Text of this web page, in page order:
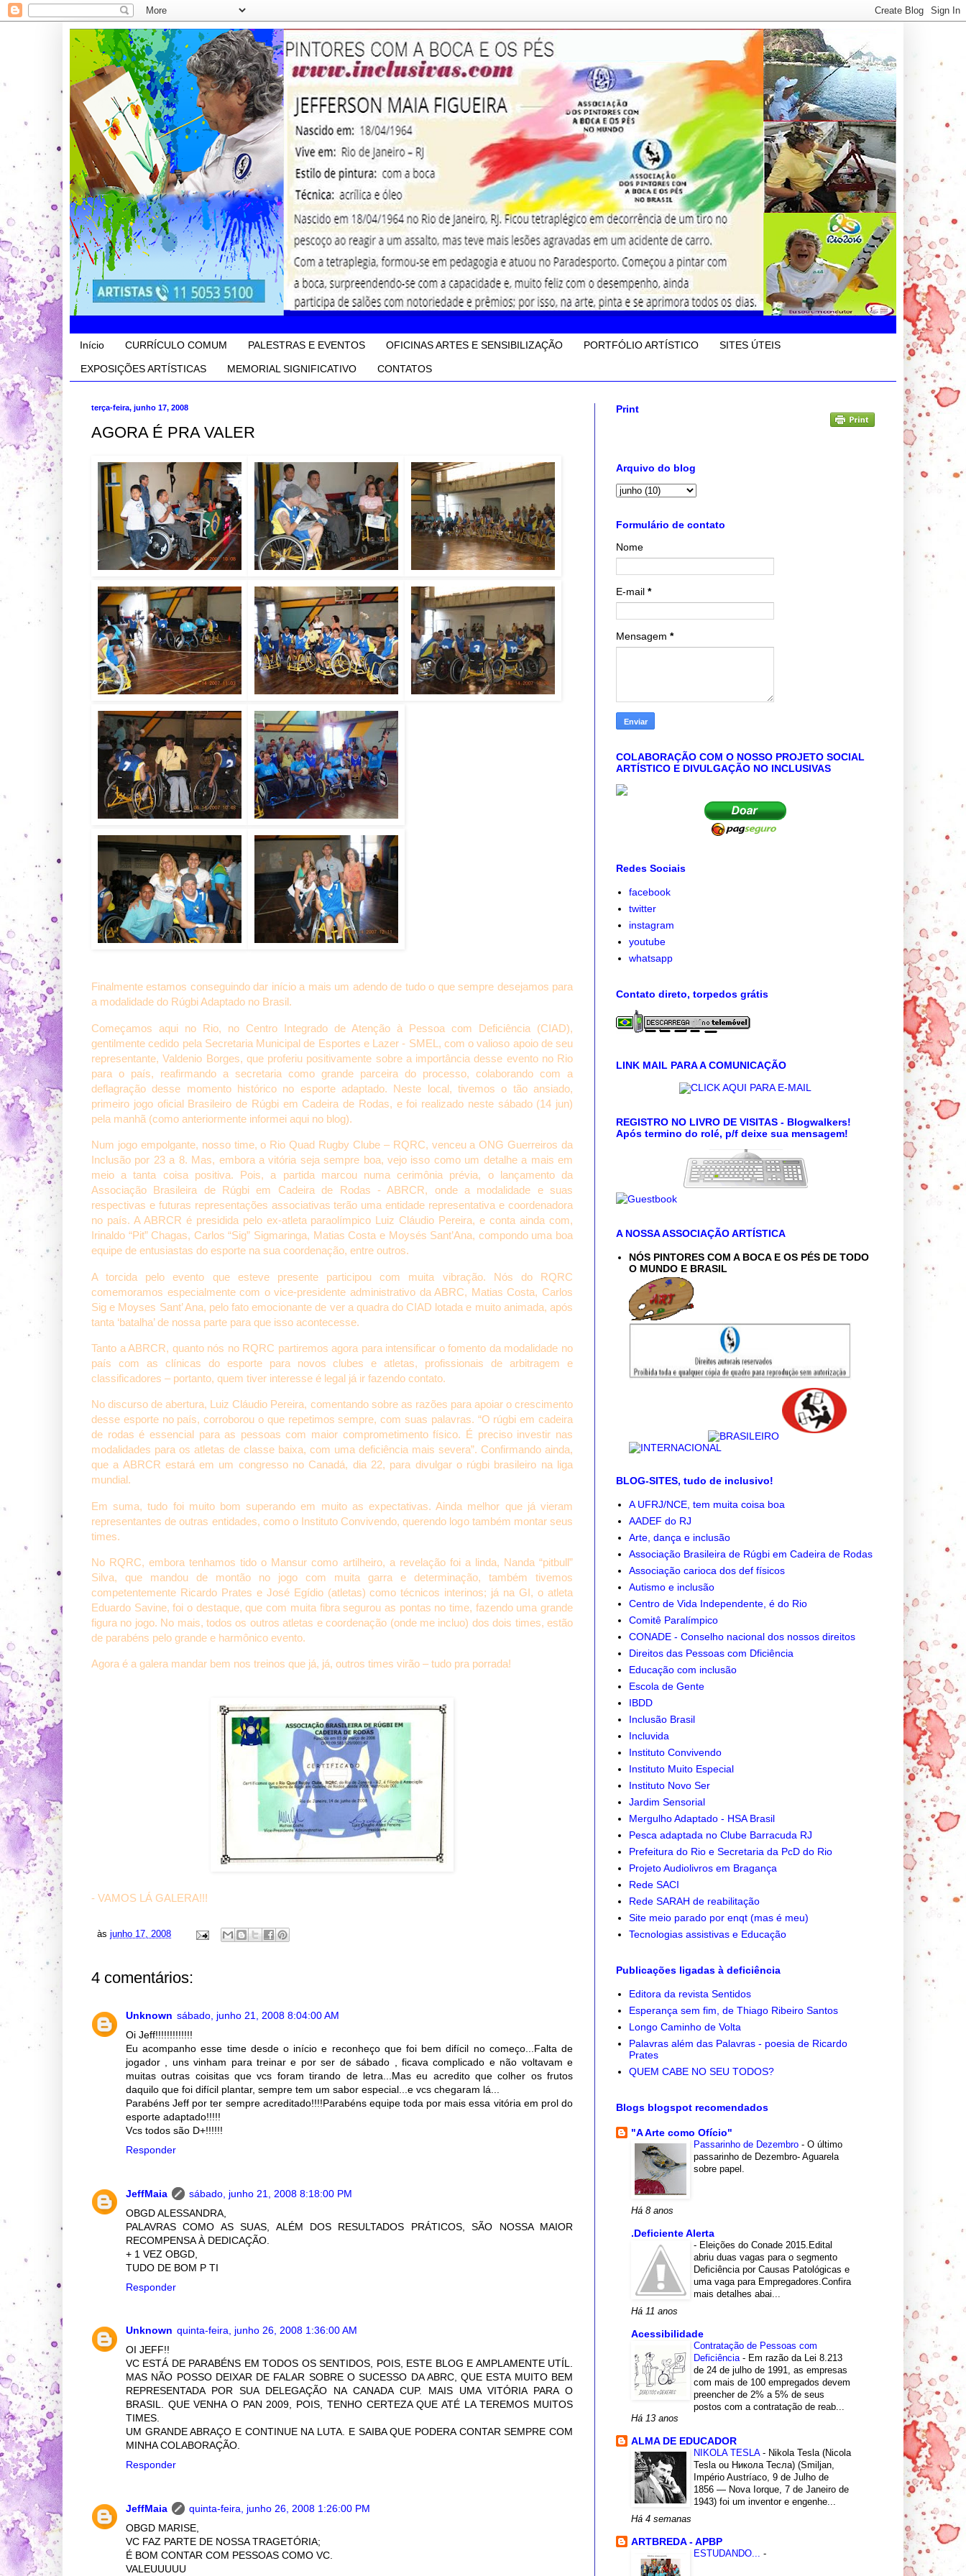
Início CURRÍCULO COMUM PALESTRAS E EVENTOS OFICINAS ARTES E SENSIBILIZAÇÃO PORTFÓLIO ARTÍSTICO SITES ÚTEIS
EXPOSIÇÕES ARTÍSTICAS MEMORIAL SIGNIFICATIVO CONTATOS
terça-feira, junho 17, 2008
AGORA É PRA VALER
Finalmente estamos conseguindo dar início a mais um adendo de tudo o que sempre desejamos para
a modalidade do Rúgbi Adaptado no Brasil.
Começamos aqui no Rio, no Centro Integrado de Atenção à Pessoa com Deficiência (CIAD),
gentilmente cedido pela Secretaria Municipal de Esportes e Lazer - SMEL, com o valioso apoio de seu
representante, Valdenio Borges, que proferiu positivamente sobre a importância desse evento no Rio
para o país, reafirmando a secretaria como grande parceira do processo, colaborando com a
deflagração desse momento histórico no esporte adaptado. Neste local, tivemos o tão ansiado,
primeiro jogo oficial Brasileiro de Rúgbi em Cadeira de Rodas, e foi realizado neste sábado (14 jun)
pela manhã (como anteriormente informei aqui no blog).
Num jogo empolgante, nosso time, o Rio Quad Rugby Clube – RQRC, venceu a ONG Guerreiros da
Inclusão por 23 a 8. Mas, embora a vitória seja sempre boa, vejo isso como um detalhe a mais em
meio a tanta coisa positiva. Pois, a partida marcou numa cerimônia prévia, o lançamento da
Associação Brasileira de Rúgbi em Cadeira de Rodas - ABRCR, onde a modalidade e suas
respectivas e futuras representações associativas terão uma entidade representativa e coordenadora
no país. A ABRCR é presidida pelo ex-atleta paraolímpico Luiz Cláudio Pereira, e conta ainda com,
Irinaldo “Pit” Chagas, Carlos “Sig” Sigmaringa, Matias Costa e Moysés Sant’Ana, compondo uma boa
equipe de entusiastas do esporte na sua coordenação, entre outros.
A torcida pelo evento que esteve presente participou com muita vibração. Nós do RQRC
comemoramos especialmente com o vice-presidente administrativo da ABRC, Matias Costa, Carlos
Sig e Moyses Sant’ Ana, pelo fato emocionante de ver a quadra do CIAD lotada e muito animada, após
tanta ‘batalha’ de nossa parte para que isso acontecesse.
Tanto a ABRCR, quanto nós no RQRC partiremos agora para intensificar o fomento da modalidade no
país com as clínicas do esporte para novos clubes e atletas, profissionais de arbitragem e
classificadores – portanto, quem tiver interesse é legal já ir fazendo contato.
No discurso de abertura, Luiz Cláudio Pereira, comentando sobre as razões para apoiar o crescimento
desse esporte no país, corroborou o que repetimos sempre, com suas palavras. “O rúgbi em cadeira
de rodas é essencial para as pessoas com maior comprometimento físico. É preciso investir nas
modalidades para os atletas de classe baixa, com uma deficiência mais severa”. Confirmando ainda,
que a ABRCR estará em um congresso no Canadá, dia 22, para divulgar o rúgbi brasileiro na liga
mundial.
Em suma, tudo foi muito bom superando em muito as expectativas. Ainda melhor que já vieram
representantes de outras entidades, como o Instituto Convivendo, querendo logo também montar seus
times.
No RQRC, embora tenhamos tido o Mansur como artilheiro, a revelação foi a linda, Nanda “pitbull”
Silva, que mandou de montão no jogo com muita garra e determinação, também tivemos
competentemente Ricardo Prates e José Egídio (atletas) como técnicos interinos; já na GI, o atleta
Eduardo Savine, foi o destaque, que com muita fibra segurou as pontas no time, fazendo uma grande
figura no jogo. No mais, todos os outros atletas e coordenação (onde me incluo) dos dois times, estão
de parabéns pelo grande e harmônico evento.
Agora é a galera mandar bem nos treinos que já, já, outros times virão – tudo pra porrada!
- VAMOS LÁ GALERA!!!
às junho 17, 2008
4 comentários:
Unknown sábado, junho 21, 2008 8:04:00 AM
Oi Jeff!!!!!!!!!!!!!
Eu acompanho esse time desde o início e reconheço que foi bem difícil no começo...Falta de
jogador , uns vinham para treinar e por ser de sábado , ficava complicado e não voltavam e
muitas outras coisitas que vcs foram tirando de letra...Mas eu acredito que colher os frutos
daquilo que foi difícil plantar, sempre tem um sabor especial...e vcs chegaram lá...
Parabéns Jeff por ter sempre acreditado!!!!Parabéns equipe toda por mais essa vitória em prol do
esporte adaptado!!!!!
Vcs todos são D+!!!!!!
Responder
JeffMaia
sábado, junho 21, 2008 8:18:00 PM
OBGD ALESSANDRA,
PALAVRAS COMO AS SUAS, ALÉM DOS RESULTADOS PRÁTICOS, SÃO NOSSA MAIOR
RECOMPENSA À DEDICAÇÃO.
+ 1 VEZ OBGD,
TUDO DE BOM P TI
Responder
Unknown quinta-feira, junho 26, 2008 1:36:00 AM
OI JEFF!!
VC ESTÁ DE PARABÉNS EM TODOS OS SENTIDOS, POIS, ESTE BLOG E AMPLAMENTE UTÍL.
MAS NÃO POSSO DEIXAR DE FALAR SOBRE O SUCESSO DA ABRC, QUE ESTA MUITO BEM
REPRESENTADA POR SUA DELEGAÇÃO NA CANADA CUP. MAIS UMA VITÓRIA PARA O
BRASIL. QUE VENHA O PAN 2009, POIS, TENHO CERTEZA QUE ATÉ LA TEREMOS MUITOS
TIMES.
UM GRANDE ABRAÇO E CONTINUE NA LUTA. E SAIBA QUE PODERA CONTAR SEMPRE COM
MINHA COLABORAÇÃO.
Responder
JeffMaia
quinta-feira, junho 26, 2008 1:26:00 PM
OBGD MARISE,
VC FAZ PARTE DE NOSSA TRAGETÓRIA;
É BOM CONTAR COM PESSOAS COMO VC.
VALEUUUUU
Print
Arquivo do blog
Formulário de contato
Nome
E-mail *
Mensagem *
COLABORAÇÃO COM O NOSSO PROJETO SOCIAL
ARTÍSTICO E DIVULGAÇÃO NO INCLUSIVAS
Redes Sociais
facebook
twitter
instagram
youtube
whatsapp
Contato direto, torpedos grátis
LINK MAIL PARA A COMUNICAÇÃO
CLICK AQUI PARA E-MAIL
REGISTRO NO LIVRO DE VISITAS - Blogwalkers!
Após termino do rolé, p/f deixe sua mensagem!
A NOSSA ASSOCIAÇÃO ARTÍSTICA
NÓS PINTORES COM A BOCA E OS PÉS DE TODO
O MUNDO E BRASIL
BLOG-SITES, tudo de inclusivo!
A UFRJ/NCE, tem muita coisa boa
AADEF do RJ
Arte, dança e inclusão
Associação Brasileira de Rúgbi em Cadeira de Rodas
Associação carioca dos def físicos
Autismo e inclusão
Centro de Vida Independente, é do Rio
Comitê Paralímpico
CONADE - Conselho nacional dos nossos direitos
Direitos das Pessoas com Dficiência
Educação com inclusão
Escola de Gente
IBDD
Inclusão Brasil
Incluvida
Instituto Convivendo
Instituto Muito Especial
Instituto Novo Ser
Jardim Sensorial
Mergulho Adaptado - HSA Brasil
Pesca adaptada no Clube Barracuda RJ
Prefeitura do Rio e Secretaria da PcD do Rio
Projeto Audiolivros em Bragança
Rede SACI
Rede SARAH de reabilitação
Site meio parado por enqt (mas é meu)
Tecnologias assistivas e Educação
Publicações ligadas à deficiência
Editora da revista Sentidos
Esperança sem fim, de Thiago Ribeiro Santos
Longo Caminho de Volta
Palavras além das Palavras - poesia de Ricardo
Prates
QUEM CABE NO SEU TODOS?
Blogs blogspot recomendados
"A Arte como Ofício"
Passarinho de Dezembro - O último
passarinho de Dezembro- Aguarela
sobre papel.
Há 8 anos
.Deficiente Alerta
- Eleições do Conade 2015.Edital
abriu duas vagas para o segmento
Deficiência por Causas Patológicas e
uma vaga para Empregadores.Confira
mais detalhes abai...
Há 11 anos
Acessibilidade
Contratação de Pessoas com
Deficiência - Em razão da Lei 8.213
de 24 de julho de 1991, as empresas
com mais de 100 empregados devem
preencher de 2% a 5% de seus
postos com a contratação de reab...
Há 13 anos
ALMA DE EDUCADOR
NIKOLA TESLA - Nikola Tesla (Nicola
Tesla ou Никола Тесла) (Smiljan,
Império Austríaco, 9 de Julho de
1856 — Nova Iorque, 7 de Janeiro de
1943) foi um inventor e engenhe...
Há 4 semanas
ARTBREDA - APBP
ESTUDANDO... -